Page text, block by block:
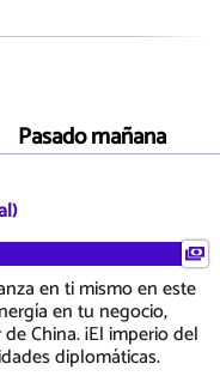
Pasado mañana
en ti mismo en este
en tu negocio,
China. ¡El imperio del
diplomáticas.